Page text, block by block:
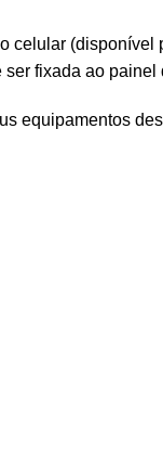
celular (disponível
fixada ao
equipamentos